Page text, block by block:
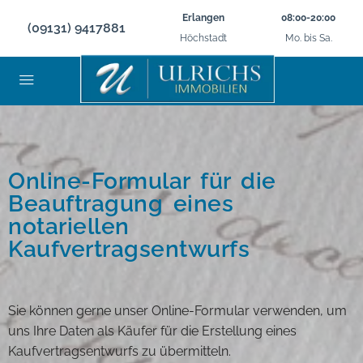
(09131) 9417881
Erlangen
Höchstadt
08:00-20:00
Mo. bis Sa.
Online-Formular für die
Beauftragung eines
notariellen
Kaufvertragsentwurfs
Sie können gerne unser Online-Formular verwenden, um
uns Ihre Daten als Käufer für die Erstellung eines
Kaufvertragsentwurfs zu übermitteln.